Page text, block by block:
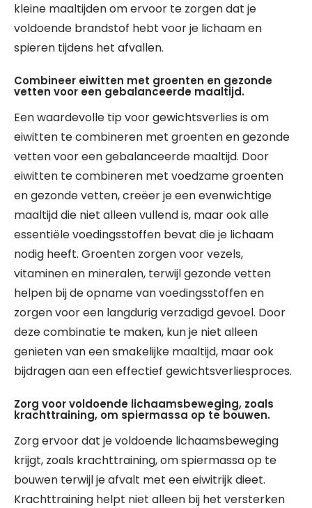
kleine maaltijden om ervoor te zorgen dat je
voldoende brandstof hebt voor je lichaam en
spieren tijdens het afvallen.
Combineer eiwitten met groenten en gezonde
vetten voor een gebalanceerde maaltijd.
Een waardevolle tip voor gewichtsverlies is om
eiwitten te combineren met groenten en gezonde
vetten voor een gebalanceerde maaltijd. Door
eiwitten te combineren met voedzame groenten
en gezonde vetten, creëer je een evenwichtige
maaltijd die niet alleen vullend is, maar ook alle
essentiële voedingsstoffen bevat die je lichaam
nodig heeft. Groenten zorgen voor vezels,
vitaminen en mineralen, terwijl gezonde vetten
helpen bij de opname van voedingsstoffen en
zorgen voor een langdurig verzadigd gevoel. Door
deze combinatie te maken, kun je niet alleen
genieten van een smakelijke maaltijd, maar ook
bijdragen aan een effectief gewichtsverliesproces.
Zorg voor voldoende lichaamsbeweging, zoals
krachttraining, om spiermassa op te bouwen.
Zorg ervoor dat je voldoende lichaamsbeweging
krijgt, zoals krachttraining, om spiermassa op te
bouwen terwijl je afvalt met een eiwitrijk dieet.
Krachttraining helpt niet alleen bij het versterken